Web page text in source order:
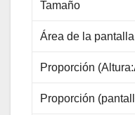
Tamaño
Área de la pantalla
Proporción
Proporción